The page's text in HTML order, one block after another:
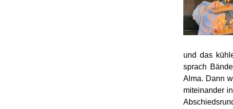
und das
sprach
Alma. Dann
miteinander